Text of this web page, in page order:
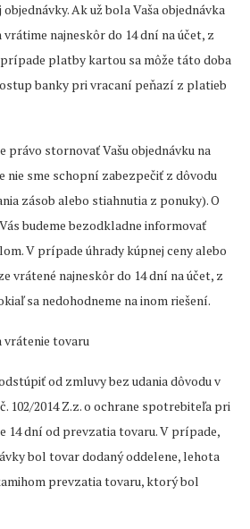
objednávky. Ak už bola Vaša objednávka
najneskôr do 14 dní na účet, z
platby kartou sa môže táto doba
banky pri vracaní peňazí z platieb
právo stornovať Vašu objednávku na
nie sme schopní zabezpečiť z dôvodu
zásob alebo stiahnutia z ponuky). O
budeme bezodkladne informovať
V prípade úhrady kúpnej ceny alebo
vrátené najneskôr do 14 dní na účet, z
sa nedohodneme na inom riešení.
vrátenie tovaru
od zmluvy bez udania dôvodu v
102/2014 Z.z. o ochrane spotrebiteľa pri
14 dní od prevzatia tovaru. V prípade,
bol tovar dodaný oddelene, lehota
prevzatia tovaru, ktorý bol